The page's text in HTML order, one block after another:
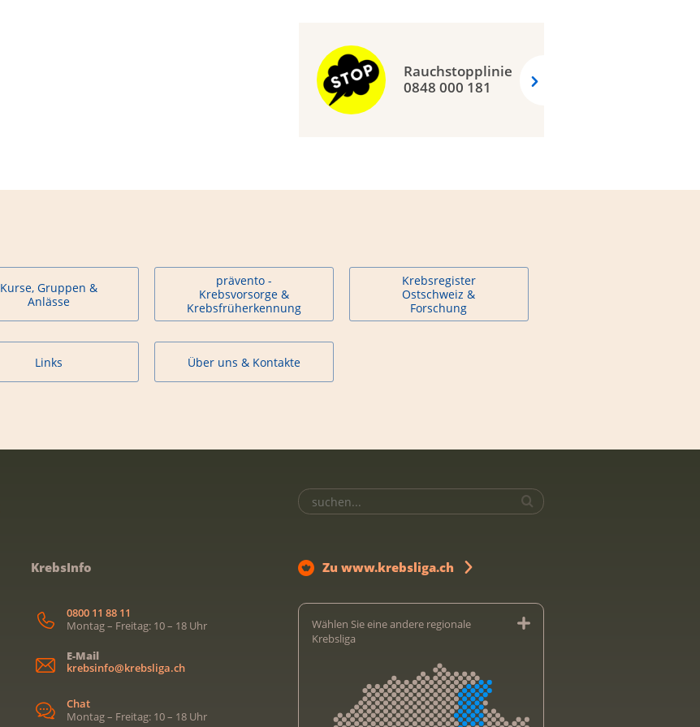
Rauchstopplinie
0848 000 181
Kurse, Gruppen &
Anlässe
prävento -
Krebsvorsorge &
Krebsfrüherkennung
Krebsregister
Ostschweiz &
Forschung
Links Über uns & Kontakte
KrebsInfo
0800 11 88 11
Montag – Freitag: 10 – 18 Uhr
E-Mail
krebsinfo@krebsliga.ch
Chat
Montag – Freitag: 10 – 18 Uhr
Zu www.krebsliga.ch
Wählen Sie eine andere regionale
Krebsliga